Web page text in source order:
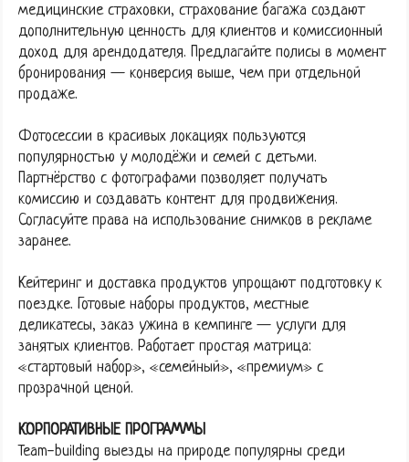
медицинские страховки, страхование багажа создают
дополнительную ценность для клиентов и комиссионный
доход для арендодателя. Предлагайте полисы в момент
бронирования — конверсия выше, чем при отдельной
продаже.
Фотосессии в красивых локациях пользуются
популярностью у молодёжи и семей с детьми.
Партнёрство с фотографами позволяет получать
комиссию и создавать контент для продвижения.
Согласуйте права на использование снимков в рекламе
заранее.
Кейтеринг и доставка продуктов упрощают подготовку к
поездке. Готовые наборы продуктов, местные
деликатесы, заказ ужина в кемпинге — услуги для
занятых клиентов. Работает простая матрица:
«стартовый набор», «семейный», «премиум» с
прозрачной ценой.
КОРПОРАТИВНЫЕ ПРОГРАММЫ
Team-building выезды на природе популярны среди